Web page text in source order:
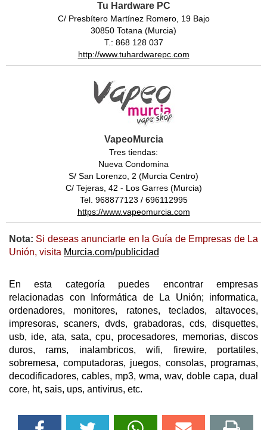
Tu Hardware PC
C/ Presbítero Martínez Romero, 19 Bajo
30850 Totana (Murcia)
T.: 868 128 037
http://www.tuhardwarepc.com
VapeoMurcia
Tres tiendas:
Nueva Condomina
S/ San Lorenzo, 2 (Murcia Centro)
C/ Tejeras, 42 - Los Garres (Murcia)
Tel. 968877123 / 696112995
https://www.vapeomurcia.com
Nota: Si deseas anunciarte en la Guía de Empresas de La
Unión, visita Murcia.com/publicidad
En esta categoría puedes encontrar empresas
relacionadas con Informática de La Unión; informatica,
ordenadores, monitores, ratones, teclados, altavoces,
impresoras, scaners, dvds, grabadoras, cds, disquettes,
usb, ide, ata, sata, cpu, procesadores, memorias, discos
duros, rams, inalambricos, wifi, firewire, portatiles,
sobremesa, computadoras, juegos, consolas, programas,
decodificadores, cables, mp3, wma, wav, doble capa, dual
core, ht, sais, ups, antivirus, etc.